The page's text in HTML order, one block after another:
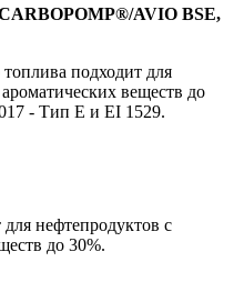
AVIO BSE,
подходит для
веществ до
- Тип E и EI 1529.
для нефтепродуктов с
до 30%.